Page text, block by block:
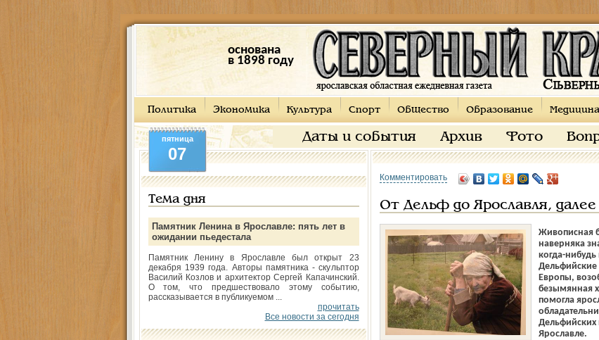
основана
в 1898 году
Политика Экономика Культура Спорт Общество Образование Медицина
Даты и события Архив Фото
пятница
07
Тема дня
Памятник Ленина в Ярославле: пять лет в
ожидании пьедестала
Памятник Ленину в Ярославле был открыт 23
декабря 1939 года. Авторы памятника - скульптор
Василий Козлов и архитектор Сергей Капачинский.
О том, что предшествовало этому событию,
рассказывается в публикуемом ...
прочитать
Все новости за сегодня
Комментировать
От Дельф до Ярославля, далее
Живописная
наверняка
когда-нибудь
Европы,
безымянная
помогла
Дельфийских
Ярославле.